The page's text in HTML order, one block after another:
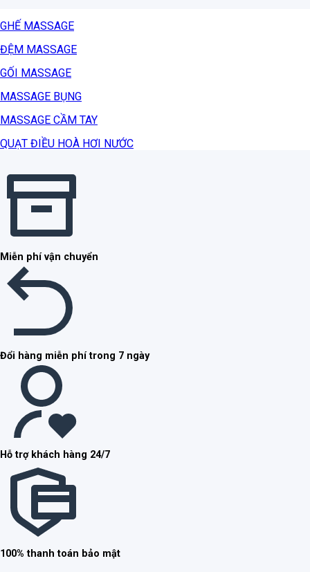
GHẾ MASSAGE
ĐỆM MASSAGE
GỐI MASSAGE
MASSAGE BỤNG
MASSAGE CẦM TAY
QUẠT ĐIỀU HOÀ HƠI NƯỚC
Miễn phí vận chuyển
Đổi hàng miễn phí trong 7 ngày
Hỗ trợ khách hàng 24/7
100% thanh toán bảo mật